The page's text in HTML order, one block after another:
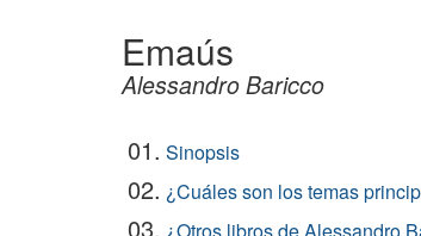
Emaús
Alessandro Baricco
01. Sinopsis
02. ¿Cuáles son los temas
03.